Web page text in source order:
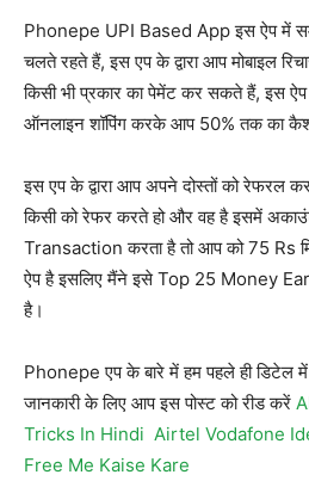
Phonepe UPI Based App इस ऐप में
चलते रहते हैं, इस एप के द्वारा आप मोबाइल
किसी भी प्रकार का पेमेंट कर सकते हैं, इस ऐप के
ऑनलाइन शॉपिंग करके आप 50% तक का
इस एप के द्वारा आप अपने दोस्तों को
किसी को रेफर करते हो और वह है इसमें
Transaction करता है तो आप को 75 Rs
ऐप है इसलिए मैंने इसे Top 25 Money
है।
Phonepe एप के बारे में हम पहले ही डिटेल
जानकारी के लिए आप इस पोस्ट को रीड करें
Tricks In Hindi Airtel Vodafone
Free Me Kaise Kare